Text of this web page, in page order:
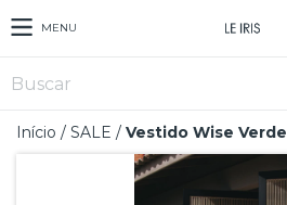
MENU
Início / SALE / Vestido Wise Verde